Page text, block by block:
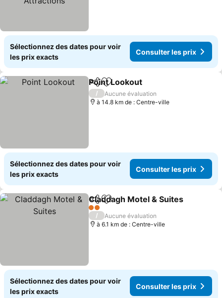
Sélectionnez des dates pour voir
les prix exacts
Consulter les prix
PartagerAjouter à mes favoris
Point Lookout
/
Aucune évaluation
à 14.8 km de : Centre-ville
Sélectionnez des dates pour voir
les prix exacts
Consulter les prix
PartagerAjouter à mes favoris
Claddagh Motel & Suites
2 Étoiles
/
Aucune évaluation
à 6.1 km de : Centre-ville
Sélectionnez des dates pour voir
les prix exacts
Consulter les prix